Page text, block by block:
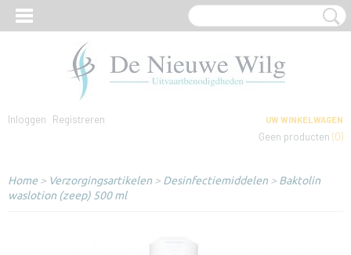
Inloggen Registreren UW WINKELWAGEN
Geen producten (0)
Home > Verzorgingsartikelen > Desinfectiemiddelen > Baktolin
waslotion (zeep) 500 ml